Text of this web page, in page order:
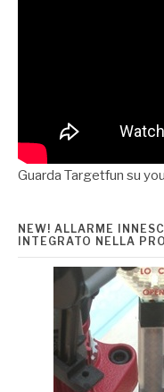
Guarda Targetfun su
NEW! ALLARME
INTEGRATO NELLA